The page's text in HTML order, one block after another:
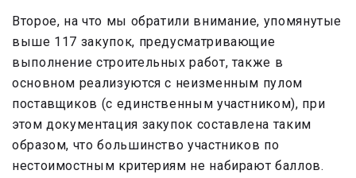
Второе, на что мы обратили внимание, упомянутые
выше 117 закупок, предусматривающие
выполнение строительных работ, также в
основном реализуются с неизменным пулом
поставщиков (с единственным участником), при
этом документация закупок составлена таким
образом, что большинство участников по
нестоимостным критериям не набирают баллов.